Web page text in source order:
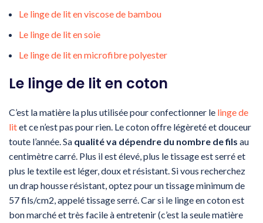
Le linge de lit en viscose de bambou
Le linge de lit en soie
Le linge de lit en microfibre polyester
Le linge de lit en coton
C’est la matière la plus utilisée pour confectionner le linge de
litet ce n’est pas pour rien. Le coton offre légèreté et douceur
toute l’année. Sa qualité va dépendre du nombre de fils au
centimètre carré. Plus il est élevé, plus le tissage est serré et
plus le textile est léger, doux et résistant. Si vous recherchez
un drap housse résistant, optez pour un tissage minimum de
57 fils/cm2, appelé tissage serré. Car si le linge en coton est
bon marché et très facile à entretenir (c’est la seule matière